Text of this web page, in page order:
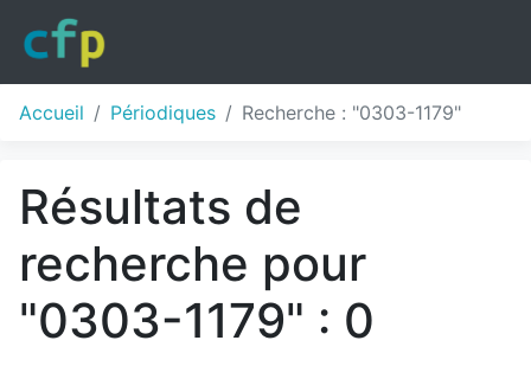
Accueil Périodiques Recherche : "0303-1179"
Résultats de
recherche pour
"0303-1179" : 0